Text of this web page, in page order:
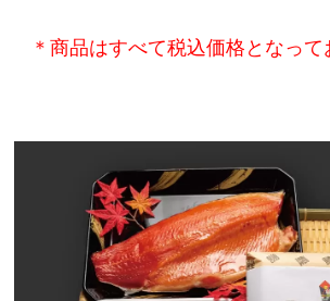
＊商品はすべて税込価格となって